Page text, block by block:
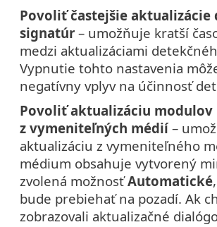
Povoliť častejšie aktualizácie
signatúr – umožňuje kratší
medzi aktualizáciami
Vypnutie tohto nastavenia
negatívny vplyv na účinnosť
Povoliť aktualizáciu modulov
z vymeniteľných médií–
aktualizáciu z vymeniteľného
médium obsahuje vytvorený
zvolená možnosťAutomatické
bude prebiehať na pozadí. Ak
zobrazovali aktualizačné